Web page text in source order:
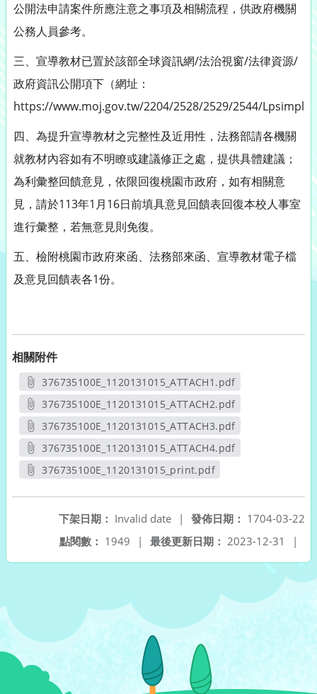
公開法申請案件所應注意之事項及相關流程，供政府機關
公務人員參考。
三、宣導教材已置於該部全球資訊網/法治視窗/法律資源/
政府資訊公開項下（網址：
https://www.moj.gov.tw/2204/2528/2529/2544/
四、為提升宣導教材之完整性及近用性，法務部請各機關
就教材內容如有不明瞭或建議修正之處，提供具體建議；
為利彙整回饋意見，依限回復桃園市政府，如有相關意
見，請於113年1月16日前填具意見回饋表回復本校人事室
進行彙整，若無意見則免復。
五、檢附桃園市政府來函、法務部來函、宣導教材電子檔
及意見回饋表各1份。
相關附件
376735100E_1120131015_ATTACH1.pdf
另開新視窗
376735100E_1120131015_ATTACH2.pdf
另開新視窗
376735100E_1120131015_ATTACH3.pdf
另開新視窗
376735100E_1120131015_ATTACH4.pdf
另開新視窗
376735100E_1120131015_print.pdf
發佈日期： 1704-03-22
下架日期： Invalid date
|
最後更新日期： 2023-12-31 |
點閱數： 1949 |